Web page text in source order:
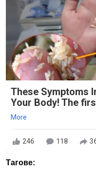
These Symptoms
Your Body! The
More
246 118
Тагове: